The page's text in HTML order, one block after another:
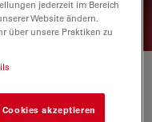
ANZEIGEN
jederzeit im Bereich
Website ändern.
über unsere Praktiken zu
akzeptieren